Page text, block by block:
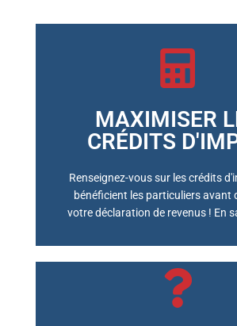
MAXIMISER
CRÉDITS
Renseignez-vous sur les crédits
bénéficient les particuliers avant
votre déclaration de revenus ! En
RÉSERVER UNE